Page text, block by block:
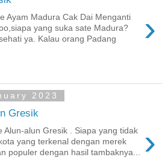
›
Ayam Madura Cak Dai Menganti
yang suka sate Madura?
ya. Kalau orang Padang
2023
Gresik
›
Alun-alun Gresik . Siapa yang tidak
yang terkenal dengan merek
populer dengan hasil tambaknya...